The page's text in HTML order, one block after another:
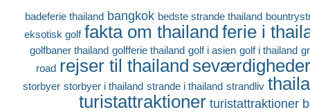
badeferie thailand bangkok bedste strande thailand
eksotisk golf fakta om thailand ferie i
golfbaner thailand golfferie thailand golf i asien golf i thailand
road rejser til thailand
storbyer storbyer i thailand strande i thailand strandliv
turistattraktioner turistattraktioner